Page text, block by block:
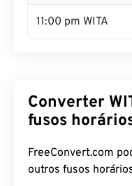
11:00 pm WITA
Converter
fusos
FreeConvert.com
outros fusos